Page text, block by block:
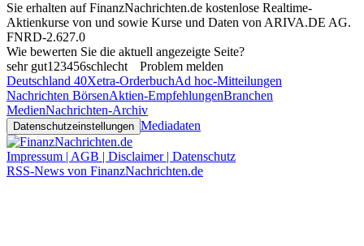
Sie erhalten auf FinanzNachrichten.de kostenlose Realtime-
Aktienkurse von und sowie Kurse und Daten von ARIVA.DE AG.
FNRD-2.627.0
Wie bewerten Sie die aktuell angezeigte Seite?
sehr gut1 23456schlecht
Problem melden
Deutschland 40Xetra-OrderbuchAd hoc-Mitteilungen
Nachrichten BörsenAktien-EmpfehlungenBranchen
MedienNachrichten-Archiv
Datenschutzeinstellungen Mediadaten
Impressum | AGB | Disclaimer | Datenschutz
RSS-News von FinanzNachrichten.de